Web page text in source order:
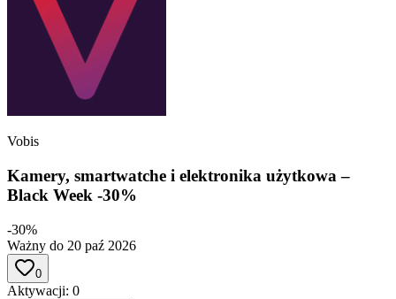
Vobis
Kamery, smartwatche i elektronika użytkowa –
Black Week -30%
-30%
Ważny do 20 paź 2026
0
Aktywacji: 0